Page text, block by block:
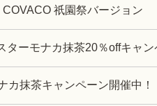
祇園祭バージョン
ターモナカ抹茶20％offキャン
カ抹茶キャンペーン開催中！